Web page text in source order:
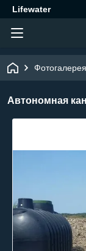
Lifewater
Фотогалерея
Автономная